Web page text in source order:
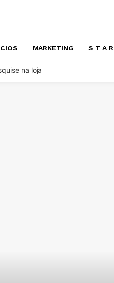
MARKETING S T A
na loja